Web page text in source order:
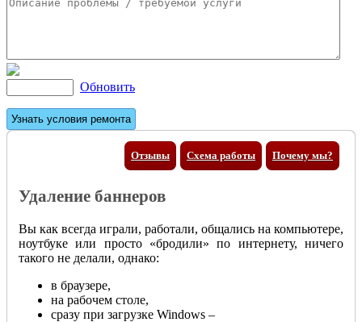
Обновить
Отзывы Почему мы?
Схема работы
Удаление баннеров
Вы как всегда играли, работали, общались на компьютере,
ноутбуке или просто «бродили» по интернету, ничего
такого не делали, однако:
в браузере,
на рабочем столе,
сразу при загрузке Windows –